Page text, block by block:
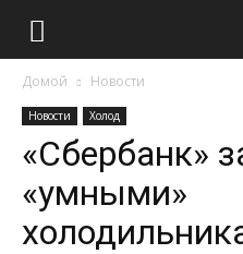
Домой Новости
Новости Холод
«Сбербанк»
«умными»